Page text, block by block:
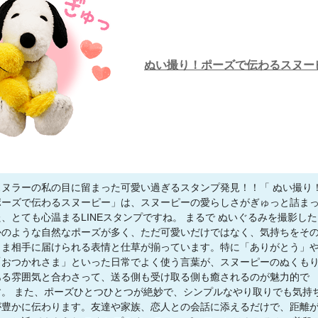
ぬい撮り！ポーズで伝わるスヌー
ラーの私の目に留まった可愛い過ぎるスタンプ発見！！「 ぬい撮り！
ズで伝わるスヌーピー」は、スヌーピーの愛らしさがぎゅっと詰まっ
とても心温まるLINEスタンプですね。 まるで ぬいぐるみを撮影した
ような自然なポーズが多く、ただ可愛いだけではなく、気持ちをそ
相手に届けられる表情と仕草が揃っています。特に「ありがとう」
つかれさま」といった日常でよく使う言葉が、スヌーピーのぬくもり
雰囲気と合わさって、送る側も受け取る側も癒されるのが魅力的で
また、ポーズひとつひとつが絶妙で、シンプルなやり取りでも気持
かに伝わります。友達や家族、恋人との会話に添えるだけで、距離